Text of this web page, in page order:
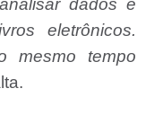
dados e
eletrônicos.
mesmo tempo